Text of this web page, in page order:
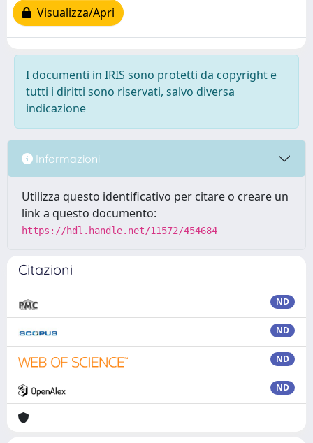
Visualizza/Apri
I documenti in IRIS sono protetti da copyright e
tutti i diritti sono riservati, salvo diversa
indicazione
Informazioni
Utilizza questo identificativo per citare o creare un
link a questo documento:
https://hdl.handle.net/11572/454684
Citazioni
ND
ND
ND
ND